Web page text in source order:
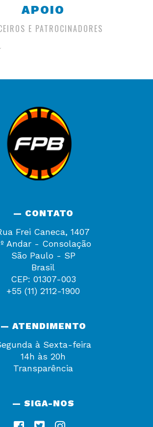
APOIO
E PATROCINADORES
— CONTATO
Frei Caneca, 1407
Andar - Consolação
São Paulo - SP
Brasil
CEP: 01307-003
+55 (11) 2112-1900
— ATENDIMENTO
à Sexta-feira
14h às 20h
Transparência
— SIGA-NOS